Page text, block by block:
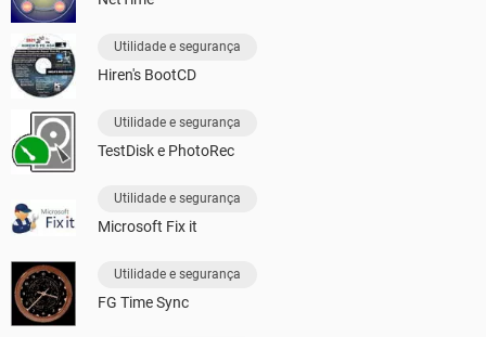
Utilidade e segurança
Hiren's BootCD
Utilidade e segurança
TestDisk e PhotoRec
Utilidade e segurança
Microsoft Fix it
Utilidade e segurança
FG Time Sync